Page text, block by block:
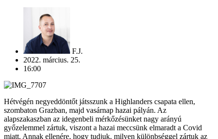
F.J.
2022. március. 25.
16:00
Hétvégén negyeddöntőt játsszunk a Highlanders csapata ellen,
szombaton Grazban, majd vasárnap hazai pályán. Az
alapszakaszban az idegenbeli mérkőzésünket nagy arányú
győzelemmel zártuk, viszont a hazai meccsünk elmaradt a Covid
miatt. Annak ellenére, hogy tudjuk, milyen különbséggel zártuk az